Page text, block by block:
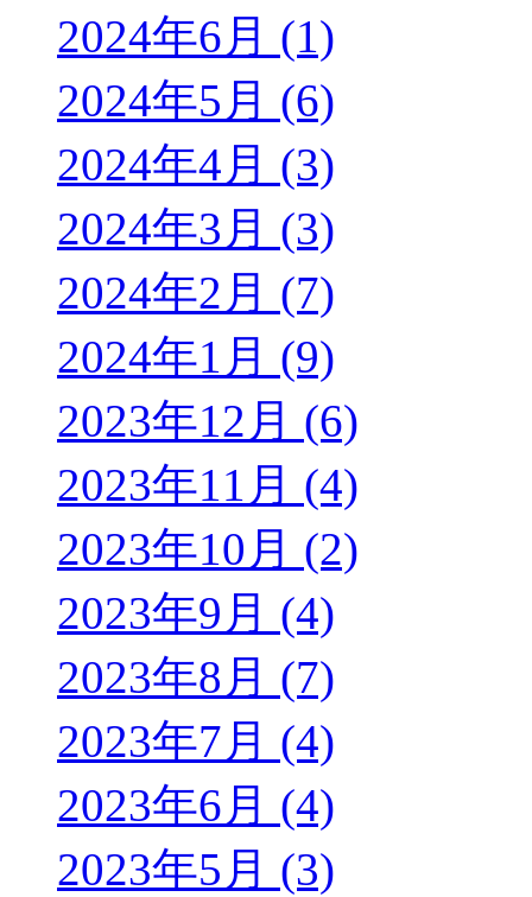
2024年6月 (1)
2024年5月 (6)
2024年4月 (3)
2024年3月 (3)
2024年2月 (7)
2024年1月 (9)
2023年12月 (6)
2023年11月 (4)
2023年10月 (2)
2023年9月 (4)
2023年8月 (7)
2023年7月 (4)
2023年6月 (4)
2023年5月 (3)